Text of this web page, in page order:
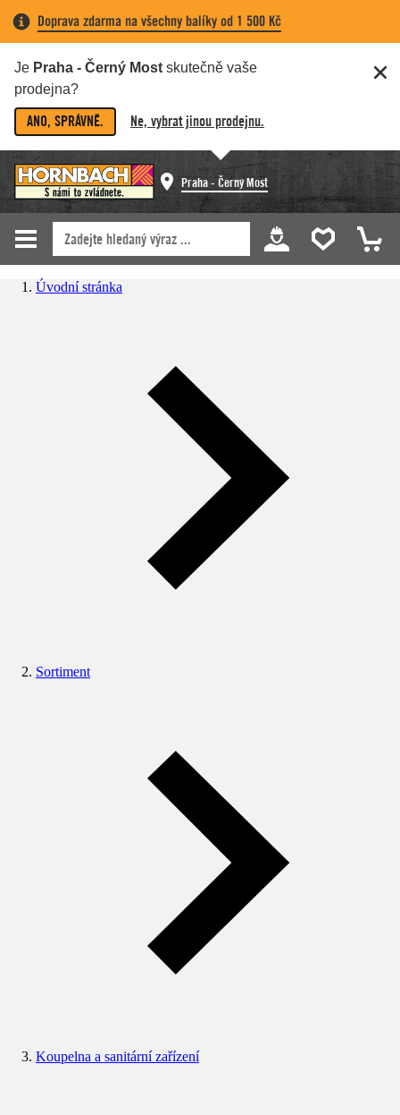
Doprava zdarma na všechny balíky od 1 500 Kč
Je Praha - Černý Most skutečně vaše
prodejna?
ANO, SPRÁVNĚ. Ne, vybrat jinou prodejnu.
Praha - Černý Most
Úvodní stránka
Sortiment
Koupelna a sanitární zařízení